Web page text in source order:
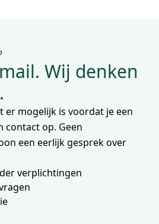
Wij denken
er mogelijk is voordat je een
contact op. Geen
een eerlijk gesprek over
verplichtingen